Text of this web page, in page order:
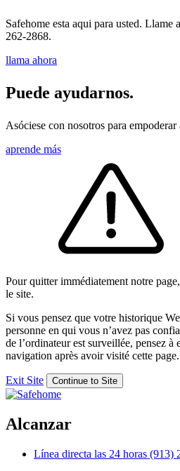
Safehome esta aqui para usted. Llame
262-2868.
llama ahora
Puede ayudarnos.
Asóciese con nosotros para
aprende más
Pour quitter immédiatement notre
le site.
Si vous pensez que votre historique
personne en qui vous n’avez pas
de l’ordinateur est surveillée, pensez
navigation après avoir visité cette page.
Exit Site Continue to Site
Alcanzar
Línea directa las 24 horas (913)